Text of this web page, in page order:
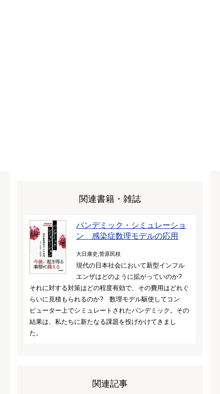
関連書籍・雑誌
パンデミック・シミュレーショ
ン 感染症数理モデルの応用
大日康史,菅原民枝
現代の日本社会において新型インフル
エンザはどのように拡がっていのか?
それに対する対策はどの程度有効で、その費用はどれぐ
らいに見積もられるのか? 数理モデル駆使してコン
ピューター上でシミュレートされたパンデミック。その
結果は、私たちに新たなる課題を投げかけてきまし
た。
関連記事